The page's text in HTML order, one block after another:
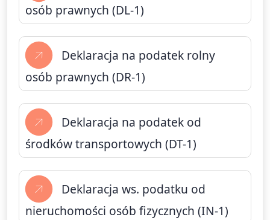
osób prawnych (DL-1)
Deklaracja na podatek rolny
osób prawnych (DR-1)
Deklaracja na podatek od
środków transportowych (DT-1)
Deklaracja ws. podatku od
nieruchomości osób fizycznych (IN-1)